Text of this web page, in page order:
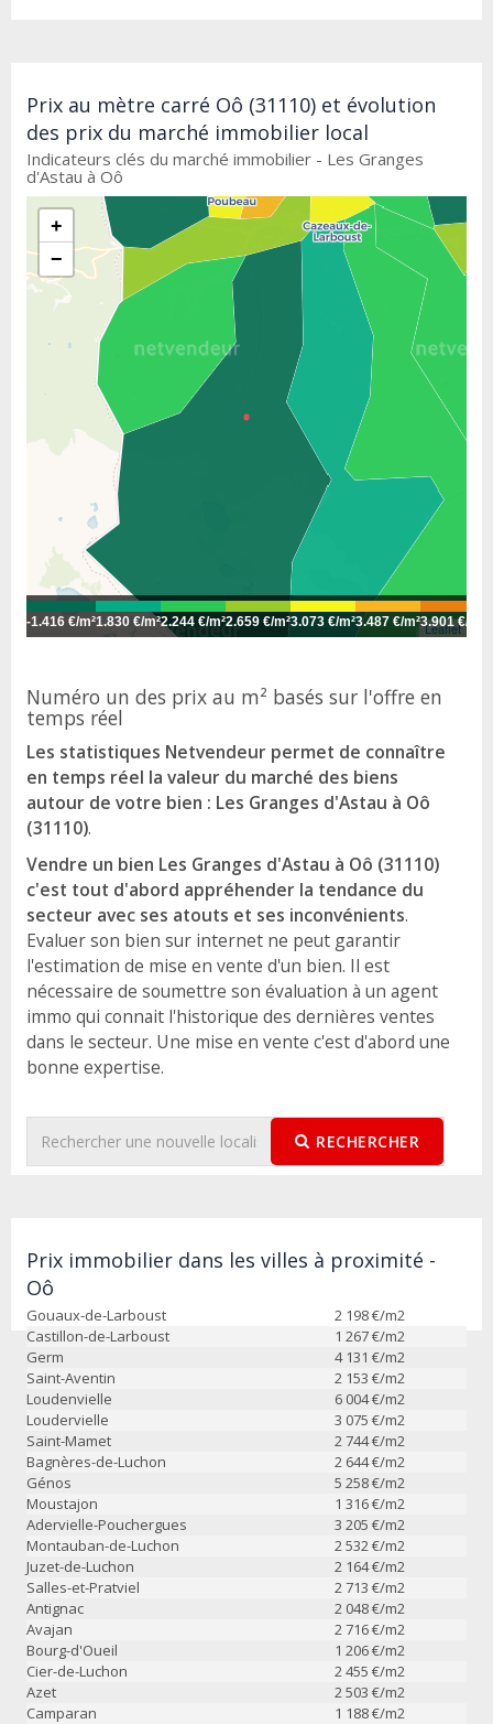
Prix au mètre carré Oô (31110) et évolution
des prix du marché immobilier local
Indicateurs clés du marché immobilier - Les Granges
d'Astau à Oô
+
−
Leaflet
-1.416 €/m²1.830 €/m²2.244 €/m²2.659 €/m²3.073 €/m²3.487 €/m²3.901 €/m²
Numéro un des prix au m² basés sur l'offre en
temps réel
Les statistiques Netvendeur permet de connaître
en temps réel la valeur du marché des biens
autour de votre bien : Les Granges d'Astau à Oô
(31110).
Vendre un bien Les Granges d'Astau à Oô (31110)
c'est tout d'abord appréhender la tendance du
secteur avec ses atouts et ses inconvénients.
Evaluer son bien sur internet ne peut garantir
l'estimation de mise en vente d'un bien. Il est
nécessaire de soumettre son évaluation à un agent
immo qui connait l'historique des dernières ventes
dans le secteur. Une mise en vente c'est d'abord une
bonne expertise.
RECHERCHER
Prix immobilier dans les villes à proximité -
Oô
Gouaux-de-Larboust 2 198€/m2
Castillon-de-Larboust
1 267€/m2
Germ
4 131 €/m2
Saint-Aventin
2 153 €/m2
Loudenvielle
6 004€/m2
Loudervielle
3 075 €/m2
Saint-Mamet
2 744€/m2
Bagnères-de-Luchon
2 644€/m2
Génos
5 258€/m2
Moustajon
1 316€/m2
Adervielle-Pouchergues
3 205 €/m2
Montauban-de-Luchon
2 532 €/m2
Juzet-de-Luchon
2 164€/m2
Salles-et-Pratviel
2 713 €/m2
Antignac
2 048€/m2
Avajan
2 716€/m2
Bourg-d'Oueil
1 206€/m2
Cier-de-Luchon
2 455 €/m2
Azet
2 503 €/m2
Camparan
1 188€/m2